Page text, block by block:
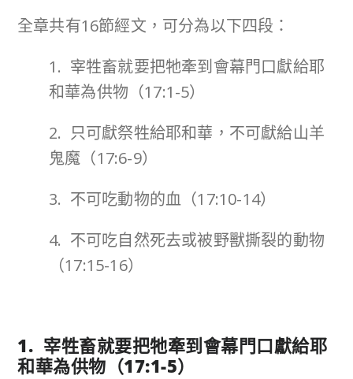
全章共有16節經文，可分為以下四段：
1. 宰牲畜就要把牠牽到會幕門口獻給耶
和華為供物（17:1-5）
2. 只可獻祭牲給耶和華，不可獻給山羊
鬼魔（17:6-9）
3. 不可吃動物的血（17:10-14）
4. 不可吃自然死去或被野獸撕裂的動物
（17:15-16）
1. 宰牲畜就要把牠牽到會幕門口獻給耶
和華為供物（17:1-5）